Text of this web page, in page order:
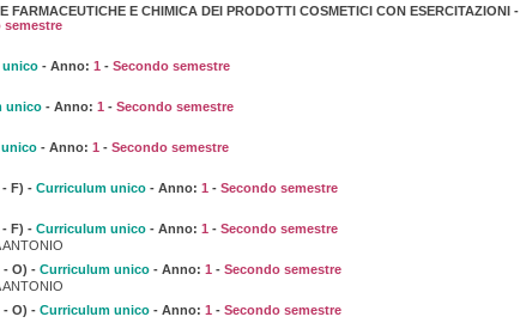
FARMACEUTICHE E CHIMICA DEI PRODOTTI COSMETICI CON ESERCITAZIONI -
semestre
unico - Anno: 1 - Secondo semestre
unico - Anno: 1 - Secondo semestre
- Anno: 1 - Secondo semestre
- F) - Curriculum unico - Anno: 1 - Secondo semestre
- F) - Curriculum unico - Anno: 1 - Secondo semestre
ANTONIO
- O) - Curriculum unico - Anno: 1 - Secondo semestre
ANTONIO
- O) - Curriculum unico - Anno: 1 - Secondo semestre